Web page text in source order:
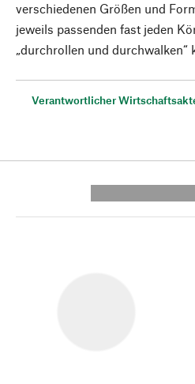
verschiedenen Größen und
jeweils passenden fast jeden
„durchrollen und durchwalken“
Verantwortlicher